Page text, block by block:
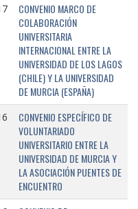
CONVENIO MARCO DE
COLABORACIÓN
UNIVERSITARIA
INTERNACIONAL ENTRE LA
UNIVERSIDAD DE LOS LAGOS
(CHILE) Y LA UNIVERSIDAD
DE MURCIA (ESPAÑA)
CONVENIO ESPECÍFICO DE
VOLUNTARIADO
UNIVERSITARIO ENTRE LA
UNIVERSIDAD DE MURCIA Y
LA ASOCIACIÓN PUENTES DE
ENCUENTRO